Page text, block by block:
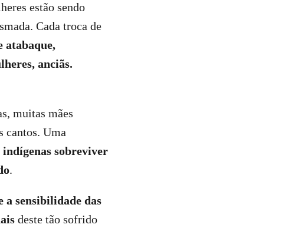
estão sendo
Cada troca de
atabaque,
anciãs.
muitas mães
cantos. Uma
indígenas sobreviver
.
a sensibilidade das
deste tão sofrido